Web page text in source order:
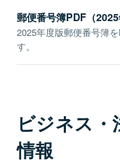
郵便番号簿PDF（2025
2025年度版郵便番号簿
す。
ビジネス
情報